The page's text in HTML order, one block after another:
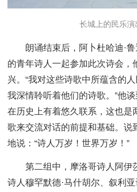
长城上的民乐演
朗诵结束后，阿卜杜哈迪·
的青年诗人一起参加此次诗会，
兴。“我对这些诗歌中所蕴含的
我深情聆听着他们的诗歌。”他
在历史上有着悠久联系，这也是
歌来交流对话的前提和基础。说
地说：“诗人万岁！世界万岁！”
第二组中，摩洛哥诗人阿伊
诗人穆罕默德·马什胡尔、叙利